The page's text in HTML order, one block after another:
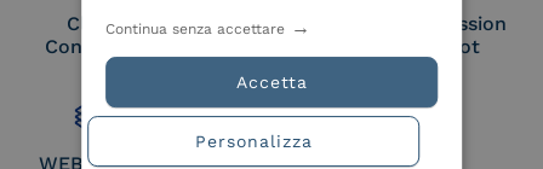
Cloud Signature
Consortium Member
European Commission
Large Scale Pilot
Member
WEBUILD Consortium
Accetta
Continua senza accettare
Personalizza